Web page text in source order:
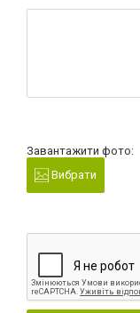
Завантажити фото:
Вибрати